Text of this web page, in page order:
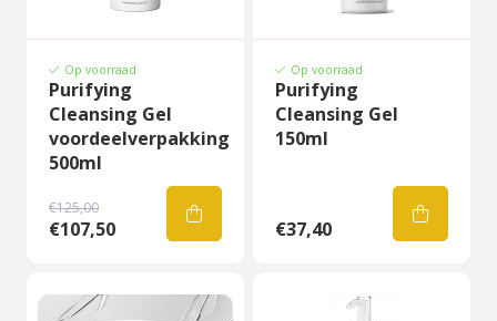
Op voorraad
Purifying
Cleansing Gel
voordeelverpakking
500ml
€125,00
€107,50
Op voorraad
Purifying
Cleansing Gel
150ml
€37,40